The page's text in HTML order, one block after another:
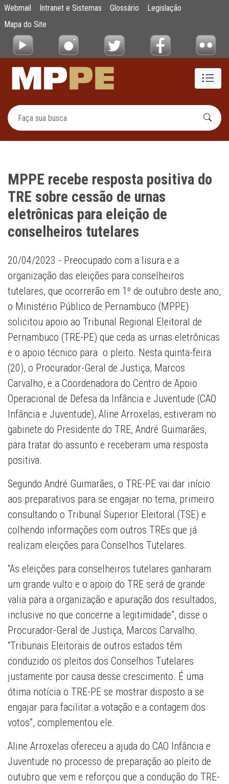
Pular para o Conteúdo principal
MPPE recebe resposta positiva do TRE
Webmail Intranet e Sistemas Glossário
Legislação
Mapa do Site
MPPE recebe resposta positiva do
TRE sobre cessão de urnas
eletrônicas para eleição de
conselheiros tutelares
20/04/2023 - Preocupado com a lisura e a
organização das eleições para conselheiros
tutelares, que ocorrerão em 1º de outubro deste ano,
o Ministério Público de Pernambuco (MPPE)
solicitou apoio ao Tribunal Regional Eleitoral de
Pernambuco (TRE-PE) que ceda as urnas eletrônicas
e o apoio técnico para o pleito. Nesta quinta-feira
(20), o Procurador-Geral de Justiça, Marcos
Carvalho, e a Coordenadora do Centro de Apoio
Operacional de Defesa da Infância e Juventude (CAO
Infância e Juventude), Aline Arroxelas, estiveram no
gabinete do Presidente do TRE, André Guimarães,
para tratar do assunto e receberam uma resposta
positiva.
Segundo André Guimarães, o TRE-PE vai dar início
aos preparativos para se engajar no tema, primeiro
consultando o Tribunal Superior Eleitoral (TSE) e
colhendo informações com outros TREs que já
realizam eleições para Conselhos Tutelares.
“As eleições para conselheiros tutelares ganharam
um grande vulto e o apoio do TRE será de grande
valia para a organização e apuração dos resultados,
inclusive no que concerne a legitimidade”, disse o
Procurador-Geral de Justiça, Marcos Carvalho.
“Tribunais Eleitorais de outros estados têm
conduzido os pleitos dos Conselhos Tutelares
justamente por causa desse crescimento. É uma
ótima notícia o TRE-PE se mostrar disposto a se
engajar para facilitar a votação e a contagem dos
votos”, complementou ele.
Aline Arroxelas ofereceu a ajuda do CAO Infância e
Juventude no processo de preparação ao pleito de
outubro que vem e reforçou que a condução do TRE-